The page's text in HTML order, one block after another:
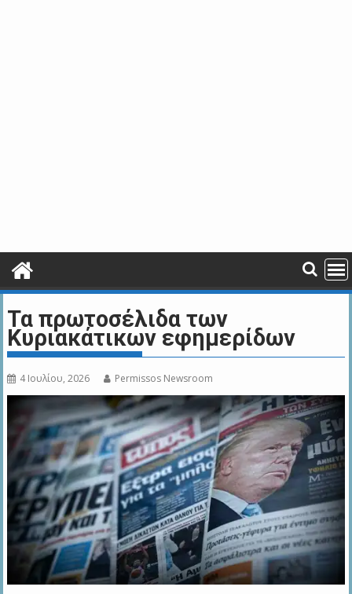
Τα πρωτοσέλιδα των
Kυριακάτικων εφημερίδων
4 Ιουλίου, 2026 Permissos Newsroom